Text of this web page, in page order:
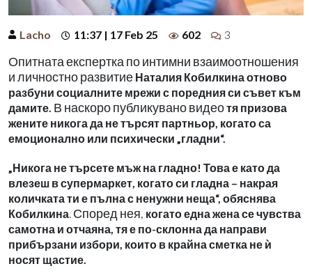
Lacho 11:37 | 17 Feb 25 602 3
Опитната експертка по интимни взаимоотношения
и личностно развитие Наталия Кобилкина отново
разбуни социалните мрежи с поредния си съвет към
дамите. В наскоро публикувано видеотя призова
жените никога да не търсят партньор, когато са
емоционално или психически „гладни“.
„Никога не търсете мъж на гладно! Това е като да
влезеш в супермаркет, когато си гладна – накрая
количката ти е пълна с ненужни неща“, обяснява
Кобилкина. Според нея, когато една жена се чувства
самотна и отчаяна, тя е по-склонна да направи
прибързани избори, които в крайна сметка не ѝ
носят щастие.